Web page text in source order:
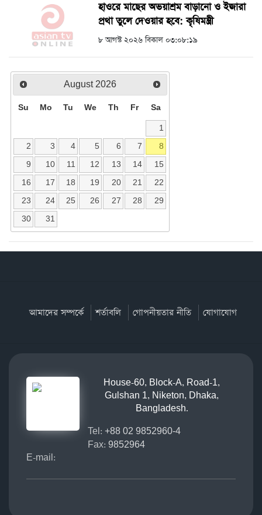
হাওরে মাছের অভয়াশ্রম বাড়ানো ও ইজারা
প্রথা তুলে দেওয়ার হবে: কৃষিমন্ত্রী
৮ আগস্ট ২০২৬ বিকাল ০৩:০৮:১৯
August 2026
Su Mo Tu We Th Fr Sa
1
2
3 4 5 6 7
8
9
10 11 12 13 14
15
16
17 18 19 20 21
22
23
24 25 26 27 28
29
30
31
আমাদের সম্পর্কে শর্তাবলি গোপনীয়তার নীতি যোগাযোগ
House-60, Block-A, Road-1,
Gulshan 1, Niketon, Dhaka,
Bangladesh.
Tel: +88 02 9852960-4
Fax: 9852964
E-mail: